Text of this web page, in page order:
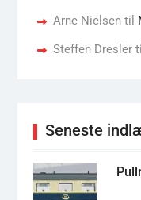
Arne Nielsentil
Steffen Dreslertil
Seneste